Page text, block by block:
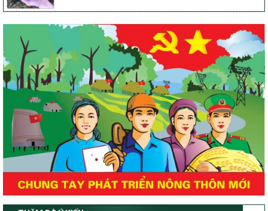
mới, giảm nghèo bền vững và phát triển kinh tế – xã hội vùng
đoạn I: Từ năm 2026 đến năm 2030
Nghị quyết số 08/2026/NQ-HĐND
Quy định nguyên tắc, tiêu chí, định mức phân bổ ngân sách trung
ương thực hiện Chương trình mục tiêu quốc gia xây dựng nông
thôn mới, giảm nghèo bền vững và phát triển kinh tế – xã hội
vùng đồng bào dân tộc thiểu số và miền núi giai đoạn 2026 –
2030 trên địa bàn tỉnh Nghệ An
Chỉ Thị số 22-CT/TU
về đẩy mạnh thực hiện Chương trình mục tiêu quốc gia xây dựng
nông thôn mới, giảm nghèo bền vững và phát triển kinh tế – xã
hội vùng đồng bào dân tộc thiểu số và miền núi giai đoạn 2026 –
2030 trên địa bàn tỉnh Nghệ An
Quyết định số 2490/QĐ-UBND
Về việc thành lập Ban Chỉ đạo Chương trình mục tiều quốc gia xây